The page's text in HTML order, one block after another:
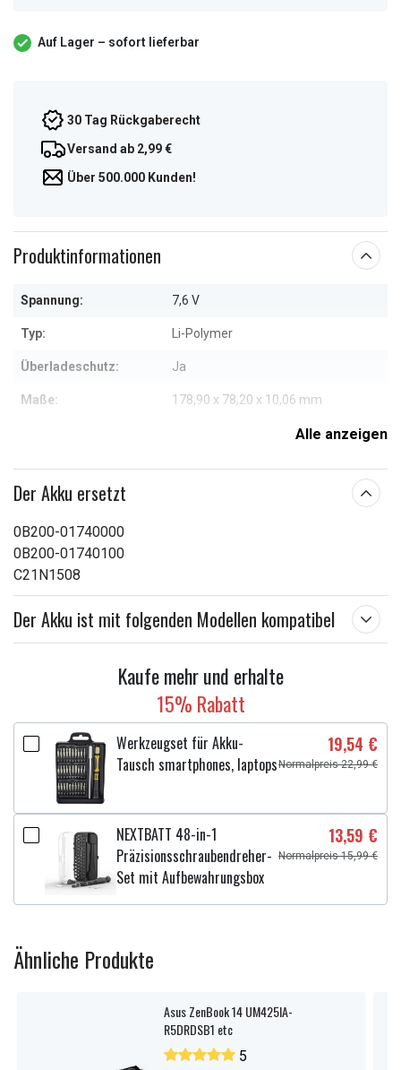
Auf Lager – sofort lieferbar
30 Tag Rückgaberecht
Versand ab 2,99 €
Über 500.000 Kunden!
Produktinformationen
Spannung: 7,6 V
Typ: Li-Polymer
Überladeschutz: Ja
Maße: 178,90 x 78,20 x 10,06 mm
Alle anzeigen
Der Akku ersetzt
0B200-01740000
0B200-01740100
C21N1508
Der Akku ist mit folgenden Modellen kompatibel
Kaufe mehr und erhalte
15% Rabatt
Werkzeugset für Akku-
Tausch smartphones, laptops
19,54 €
Normalpreis 22,99 €
NEXTBATT 48-in-1
Präzisionsschraubendreher-
Set mit Aufbewahrungsbox
13,59 €
Normalpreis 15,99 €
Ähnliche Produkte
Asus ZenBook 14 UM425IA-
R5DRDSB1 etc
5